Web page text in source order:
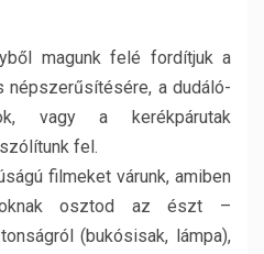
magunk felé fordítjuk a
népszerűsítésére, a dudáló-
vagy a kerékpárutak
fel.
filmeket várunk, amiben
osztod az észt –
(bukósisak, lámpa),